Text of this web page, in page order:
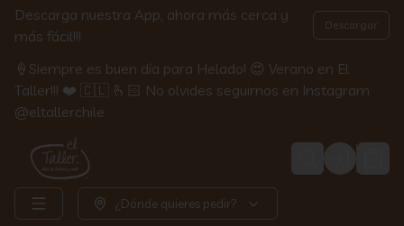
Descarga nuestra App, ahora más cerca y
más fácil!!!
Descargar
🍦Siempre es buen día para Helado! 😍 Verano en El
Taller!!! ❤️ 🇨🇱 🫰🏻 No olvides seguirnos en Instagram
@eltallerchile
Login
¿Dónde quieres pedir?